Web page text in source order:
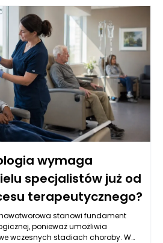
Dzięki temu przedsiębiorca może
swojego biznesu, zamiast na
finansami. Warto jednak
wiąże się z długoterminowym
starannej analizy i oceny
wymaga
specjalistów już od
terapeutycznego?
stanowi fundament
ponieważ umożliwia
wczesnych stadiach choroby. W